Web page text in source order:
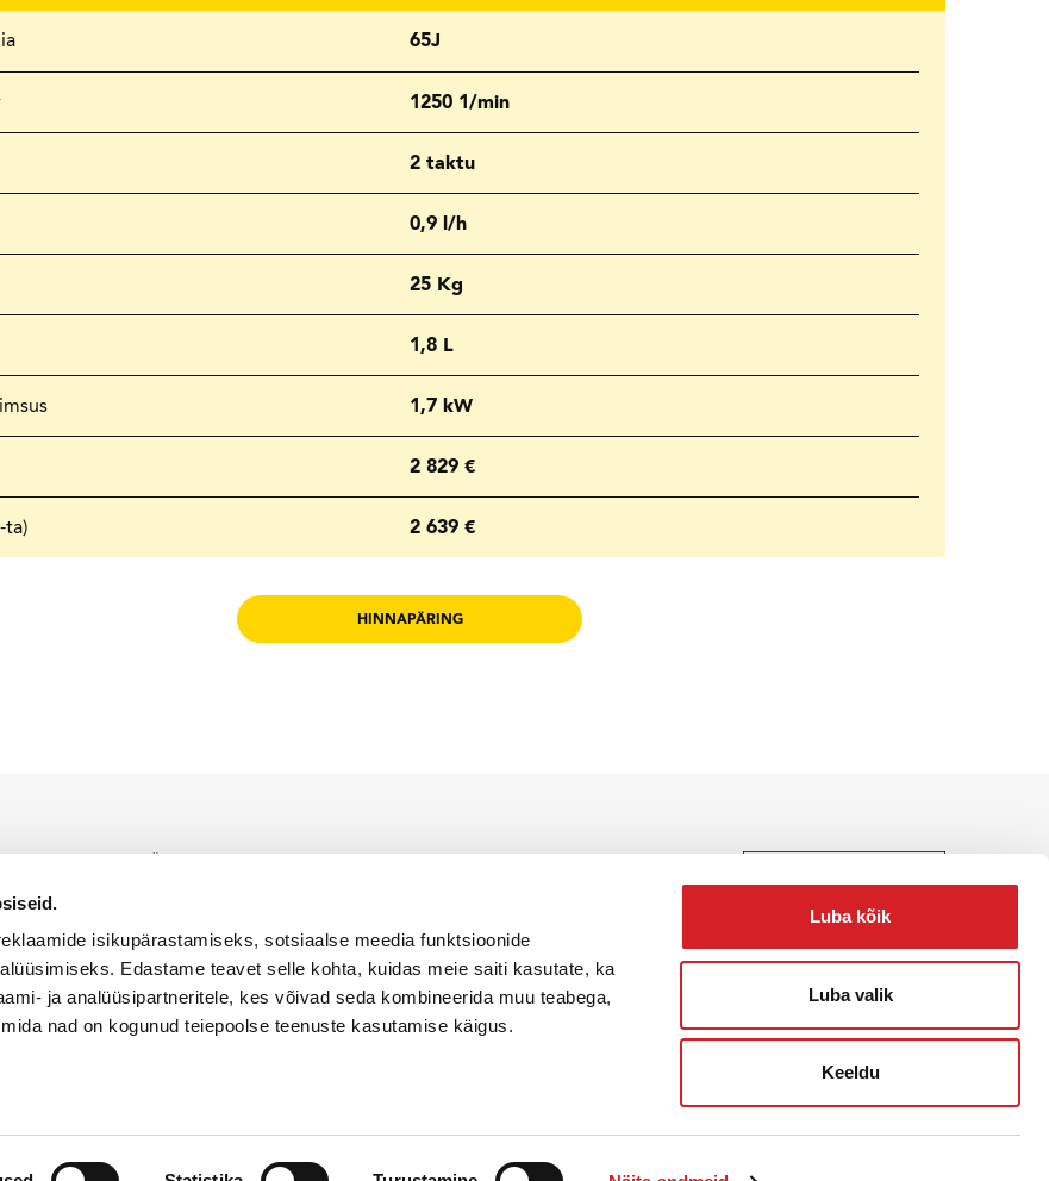
isikupärastamiseks, sotsiaalse meedia funktsioonide
Edastame teavet selle kohta, kuidas meie saiti kasutate, ka
ja analüüsipartneritele, kes võivad seda kombineerida muu teabega,
nad on kogunud teiepoolse teenuste kasutamise käigus.
Luba kõik
Luba valik
Keeldu
65J
1250 1/min
2 taktu
0,9 l/h
25 Kg
1,8 L
1,7 kW
2 829 €
ta) 2 639 €
HINNAPÄRING
KÜPSISTE KASUTAMISE POLIITIKA PRIVAATSUSPOLIITIKA